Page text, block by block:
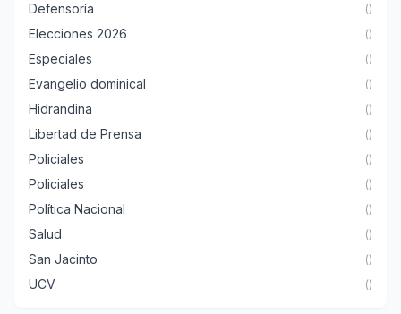
Defensoría ()
Elecciones 2026 ()
Especiales ()
Evangelio dominical ()
Hidrandina ()
Libertad de Prensa ()
Policiales ()
Policiales ()
Política Nacional ()
Salud ()
San Jacinto ()
UCV ()